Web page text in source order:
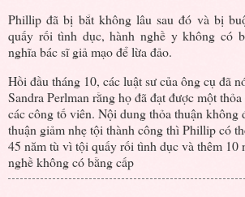
Phillip đã bị bắt không lâu sau đó và bị
quấy rối tình dục, hành nghề y không có
nghĩa bác sĩ giả mạo để lừa đảo.
Hồi đầu tháng 10, các luật sư của ông cụ đã
Sandra Perlman rằng họ đã đạt được một
các công tố viên. Nội dung thỏa thuận không
thuận giảm nhẹ tội thành công thì Phillip có
45 năm tù vì tội quấy rối tình dục và thêm 10
nghề không có bằng cấp